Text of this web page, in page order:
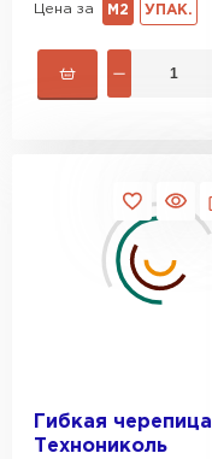
Цена за М2 УПАК.
Гибкая черепица
Технониколь